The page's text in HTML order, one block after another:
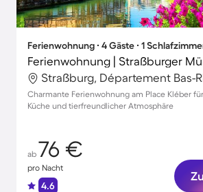
Ferienwohnung ∙ 4 Gäste ∙ 1
Straßburg, Département Bas-
Charmante Ferienwohnung am Place Kléber
Küche und tierfreundlicher Atmosphäre
ab 76 €
pro Nacht
4.6